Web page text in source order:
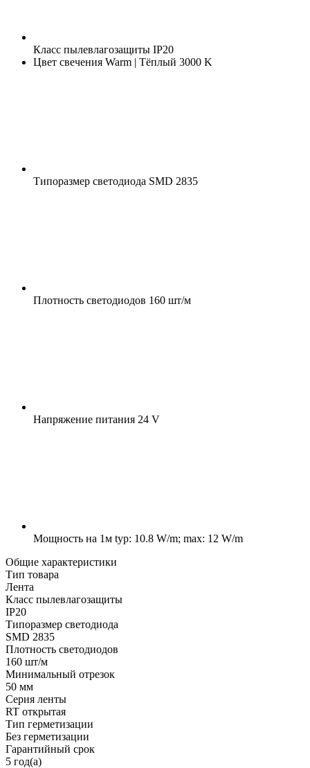
Класс пылевлагозащиты IP20
Цвет свечения Warm | Тёплый 3000 K
Типоразмер светодиода SMD 2835
Плотность светодиодов 160 шт/м
Напряжение питания 24 V
Мощность на 1м typ: 10.8 W/m; max: 12 W/m
Общие характеристики
Тип товара
Лента
Класс пылевлагозащиты
IP20
Типоразмер светодиода
SMD 2835
Плотность светодиодов
160 шт/м
Минимальный отрезок
50 мм
Серия ленты
RT открытая
Тип герметизации
Без герметизации
Гарантийный срок
5 год(а)